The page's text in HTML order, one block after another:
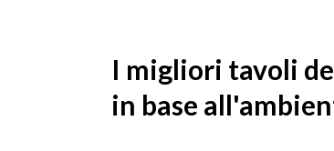
I migliori tavoli
in base